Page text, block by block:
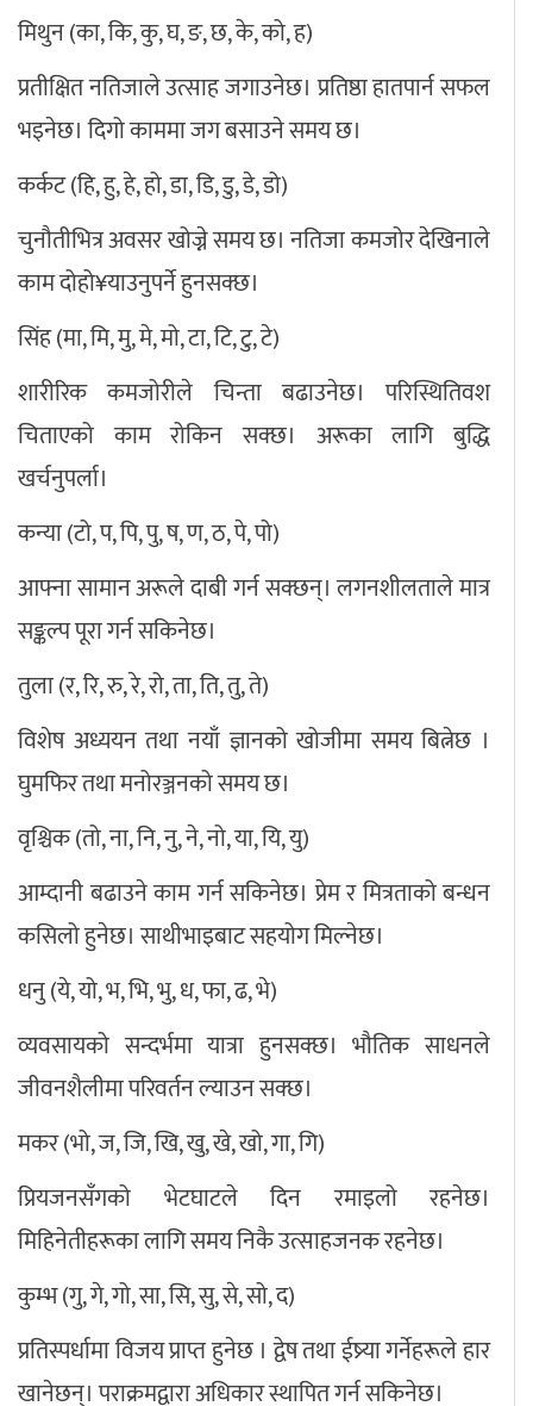
मिथुन (का, कि, कु, घ, ङ, छ, के, को, ह)
प्रतीक्षित नतिजाले उत्साह जगाउनेछ। प्रतिष्ठा हातपार्न सफल
भइनेछ। दिगो काममा जग बसाउने समय छ।
कर्कट (हि, हु, हे, हो, डा, डि, डु, डे, डो)
चुनौतीभित्र अवसर खोज्ने समय छ। नतिजा कमजोर देखिनाले
काम दोहो¥याउनुपर्ने हुनसक्छ।
सिंह (मा, मि, मु, मे, मो, टा, टि, टु, टे)
शारीरिक कमजोरीले चिन्ता बढाउनेछ। परिस्थितिवश
चिताएको काम रोकिन सक्छ। अरूका लागि बुद्धि
खर्चनुपर्ला।
कन्या (टो, प, पि, पु, ष, ण, ठ, पे, पो)
आफ्ना सामान अरूले दाबी गर्न सक्छन्। लगनशीलताले मात्र
सङ्कल्प पूरा गर्न सकिनेछ।
तुला (र, रि, रु, रे, रो, ता, ति, तु, ते)
विशेष अध्ययन तथा नयाँ ज्ञानको खोजीमा समय बित्नेछ ।
घुमफिर तथा मनोरञ्जनको समय छ।
वृश्चिक (तो, ना, नि, नु, ने, नो, या, यि, यु)
आम्दानी बढाउने काम गर्न सकिनेछ। प्रेम र मित्रताको बन्धन
कसिलो हुनेछ। साथीभाइबाट सहयोग मिल्नेछ।
धनु (ये, यो, भ, भि, भु, ध, फा, ढ, भे)
व्यवसायको सन्दर्भमा यात्रा हुनसक्छ। भौतिक साधनले
जीवनशैलीमा परिवर्तन ल्याउन सक्छ।
मकर (भो, ज, जि, खि, खु, खे, खो, गा, गि)
प्रियजनसँगको भेटघाटले दिन रमाइलो रहनेछ।
मिहिनेतीहरूका लागि समय निकै उत्साहजनक रहनेछ।
कुम्भ (गु, गे, गो, सा, सि, सु, से, सो, द)
प्रतिस्पर्धामा विजय प्राप्त हुनेछ । द्वेष तथा ईष्र्या गर्नेहरूले हार
खानेछन्। पराक्रमद्वारा अधिकार स्थापित गर्न सकिनेछ।